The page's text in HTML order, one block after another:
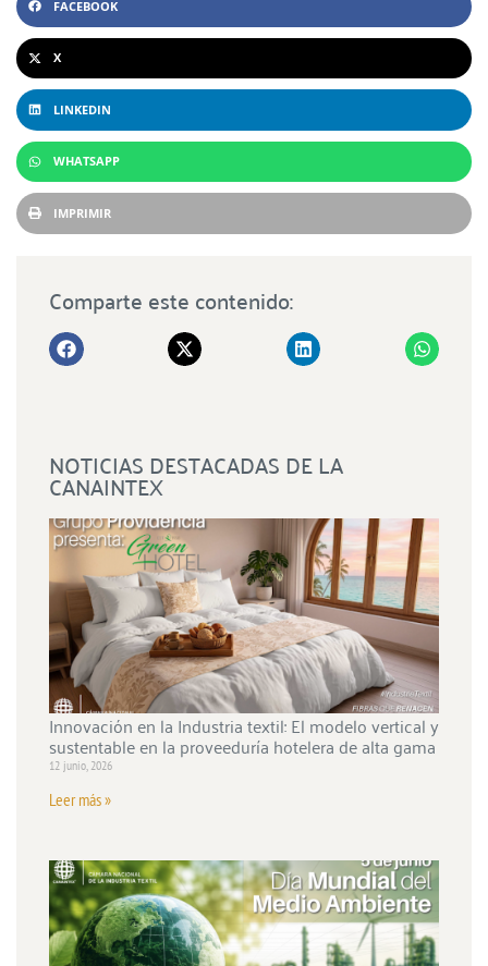
FACEBOOK
X
LINKEDIN
WHATSAPP
IMPRIMIR
Comparte este contenido:
NOTICIAS DESTACADAS DE LA
CANAINTEX
Innovación en la Industria textil: El modelo vertical y
sustentable en la proveeduría hotelera de alta gama
12 junio, 2026
Leer más »